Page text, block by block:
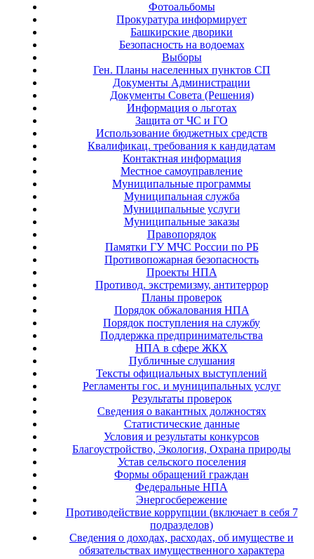
Фотоальбомы
Прокуратура информирует
Башкирские дворики
Безопасность на водоемах
Выборы
Ген. Планы населенных пунктов СП
Документы Администрации
Документы Совета (Решения)
Информация о льготах
Защита от ЧС и ГО
Использование бюджетных средств
Квалификац. требования к кандидатам
Контактная информация
Местное самоуправление
Муниципальные программы
Муниципальная служба
Муниципальные услуги
Муниципальные заказы
Правопорядок
Памятки ГУ МЧС России по РБ
Противопожарная безопасность
Проекты НПА
Противод. экстремизму, антитеррор
Планы проверок
Порядок обжалования НПА
Порядок поступления на службу
Поддержка предпринимательства
НПА в сфере ЖКХ
Публичные слушания
Тексты официальных выступлений
Регламенты гос. и муниципальных услуг
Результаты проверок
Сведения о вакантных должностях
Статистические данные
Условия и результаты конкурсов
Благоустройство, Экология, Охрана природы
Устав сельского поселения
Формы обращений граждан
Федеральные НПА
Энергосбережение
Противодействие коррупции (включает в себя 7
подразделов)
Сведения о доходах, расходах, об имуществе и
обязательствах имущественного характера